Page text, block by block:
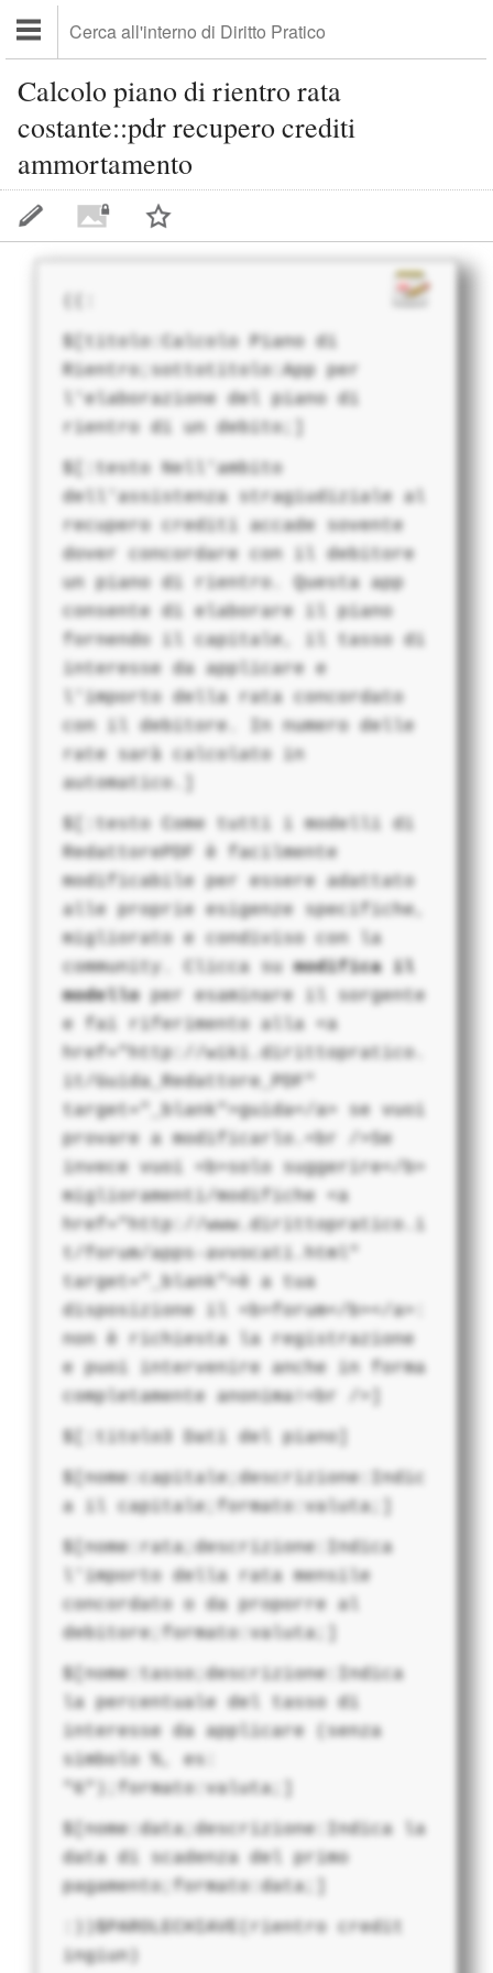
Calcolo piano di rientro rata
costante::pdr recupero crediti
ammortamento
$[titolo:Calcolo Piano di
Rientro;sottotitolo:App per
l'elaborazione del piano di
rientro di un debito;]
$[:testo Nell'ambito
dell'assistenza stragiudiziale al
recupero crediti accade sovente
dover concordare con il debitore
un piano di rientro. Questa app
consente di elaborare il piano
fornendo il capitale, il tasso di
interesse da applicare e
l'importo della rata concordato
con il debitore. In numero delle
rate sarà calcolato in
automatico.]
$[:testo Come tutti i modelli di
RedattorePDF è facilmente
modificabile per essere adattato
alle proprie esigenze specifiche,
migliorato e condiviso con la
community. Clicca sumodifica il
modelloper esaminare il sorgente
e fai riferimento alla <a
href="http://wiki.dirittopratico.
it/Guida_Redattore_PDF"
target="_blank">guida</a> se vuoi
provare a modificarlo.<br />Se
invece vuoi <b>solo suggerire</b>
miglioramenti/modifiche <a
href="http://www.dirittopratico.i
t/forum/apps-avvocati.html"
target="_blank">è a tua
disposizione il <b>forum</b></a>:
non è richiesta la registrazione
e puoi intervenire anche in forma
completamente anonima!<br />]
$[:titolo3 Dati del piano]
$[nome:capitale;descrizione:Indic
a il capitale;formato:valuta;]
$[nome:rata;descrizione:Indica
l'importo della rata mensile
concordato o da proporre al
debitore;formato:valuta;]
$[nome:tasso;descrizione:Indica
la percentuale del tasso di
interesse da applicare (senza
simbolo %, es:
"6");formato:valuta;]
$[nome:data;descrizione:Indica la
data di scadenza del primo
pagamento;formato:data;]
:))$PAROLECHIAVE(rientro credit
ingiun)